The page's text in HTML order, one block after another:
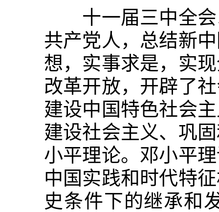
十一届三中全会
共产党人，总结新
想，实事求是，实
改革开放，开辟了
建设中国特色社会
建设社会主义、巩
小平理论。邓小平
中国实践和时代特
史条件下的继承和